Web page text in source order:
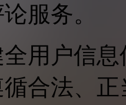
服务。
全用户信
合法、